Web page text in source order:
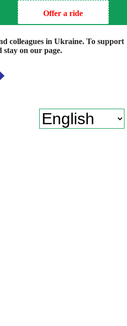
Offer a ride
colleagues in Ukraine. To support
on our page.